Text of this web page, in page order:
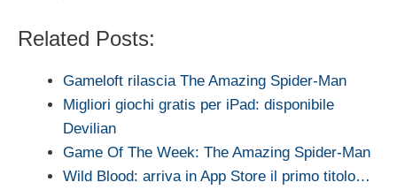
Related Posts:
Gameloft rilascia The Amazing Spider-Man
Migliori giochi gratis per iPad: disponibile
Devilian
Game Of The Week: The Amazing Spider-Man
Wild Blood: arriva in App Store il primo titolo…